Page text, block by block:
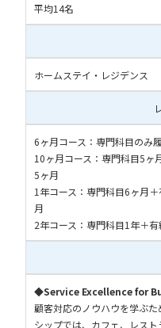
平均14名
ホームステイ・レジデンス
6ヶ月コース：専門科目のみ
10ヶ月コース：専門科目5ヶ
5ヶ月
1年コース：専門科目6ヶ月
月
2年コース：専門科目1年＋
◆Service Excellence for
顧客対応のノウハウを学ぶ
シップでは、カフェ、レス